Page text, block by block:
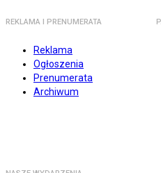
REKLAMA I PRENUMERATA
Reklama
Ogłoszenia
Prenumerata
Archiwum